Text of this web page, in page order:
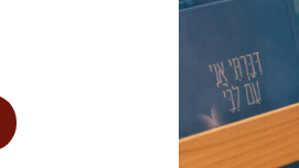
לתעות אל הבאר עם הנסיך
הרב פרופ' אלי הולצר